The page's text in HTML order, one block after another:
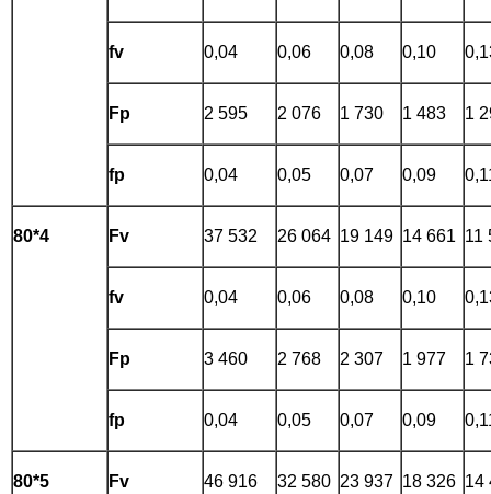
fv 0,04 0,06 0,08 0,10
Fp 2 595 2 076 1 730 1 483 1
fp 0,04 0,05 0,07 0,09
80*4 Fv 37 532 26 064 19 149 14 661 11
fv 0,04 0,06 0,08 0,10
Fp 3 460 2 768 2 307 1 977 1
fp 0,04 0,05 0,07 0,09
80*5 Fv 46 916 32 580 23 937 18 326 14